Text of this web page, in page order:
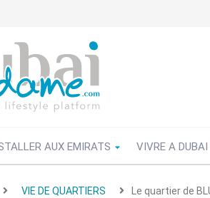
AUX EMIRATS VIVRE A DUBAI
VIE DE QUARTIERS Le quartier de